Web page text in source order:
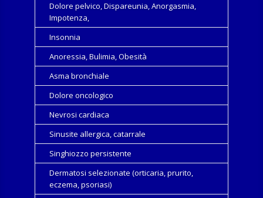
Dolore pelvico, Dispareunia, Anorgasmia,
Impotenza,
Insonnia
Anoressia, Bulimia, Obesità
Asma bronchiale
Dolore oncologico
Nevrosi cardiaca
Sinusite allergica, catarrale
Singhiozzo persistente
Dermatosi selezionate (orticaria, prurito,
eczema, psoriasi)